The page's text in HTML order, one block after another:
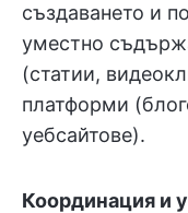
създаването и
уместно
(статии,
платформи
уебсайтове).
Координация и